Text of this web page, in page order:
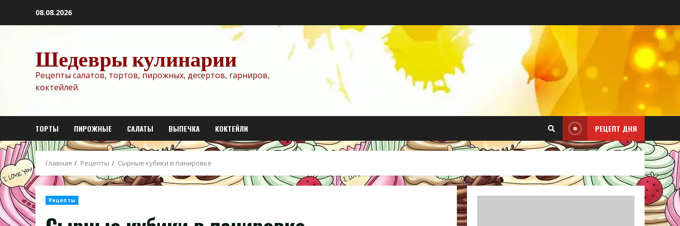
08.08.2026
Шедевры кулинарии
Рецепты салатов, тортов, пирожных, десертов, гарниров,
коктейлей.
ТОРТЫ ПИРОЖНЫЕ САЛАТЫ ВЫПЕЧКА КОКТЕЙЛИ РЕЦЕПТ ДНЯ
Главная Рецепты Сырные кубики в панировке
Рецепты